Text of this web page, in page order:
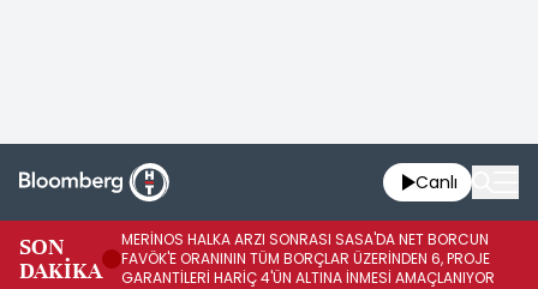
Canlı
SON
DAKİKA
MERİNOS HALKA ARZI SONRASI SASA'DA NET BORCUN
FAVÖK'E ORANININ TÜM BORÇLAR ÜZERİNDEN 6, PROJE
GARANTİLERİ HARİÇ 4'ÜN ALTINA İNMESİ AMAÇLANIYOR